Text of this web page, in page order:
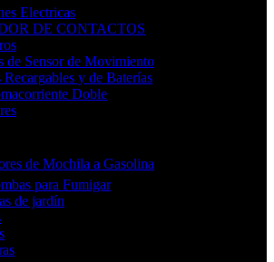
Electricas
DE CONTACTOS
de Sensor de Movimiento
y de Baterías
Doble
de Mochila a Gasolina
para Fumigar
de jardín